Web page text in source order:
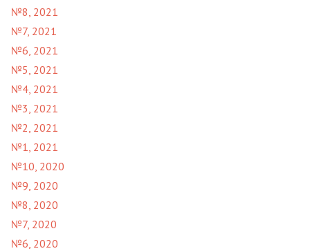
№8, 2021
№7, 2021
№6, 2021
№5, 2021
№4, 2021
№3, 2021
№2, 2021
№1, 2021
№10, 2020
№9, 2020
№8, 2020
№7, 2020
№6, 2020